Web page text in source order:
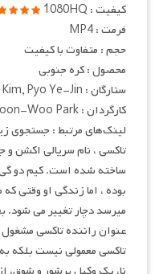
کیفیت : 1080HQ
فرمت : MP4
حجم : متفاوت با کیفیت
محصول : کره جنوبی
ستارگان : Lee Jehoon, Esom, Eui-sung Kim, Pyo Ye-Jin
کارگردان : Joon-Woo Park
لینک‌های مرتبط : جستجوی
تاکسی ، نام سریالی اکشن
ساخته شده است. کیم دو گی
بوده ، اما زندگی او وقتی
میرسد دچار تغییر می شود.
عنوان راننده تاکسی
تاکسی معمولی نیست بلکه